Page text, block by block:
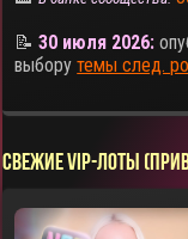
📝30 июля 2026:
выборутемы след.
СВЕЖИЕ VIP-ЛОТЫ